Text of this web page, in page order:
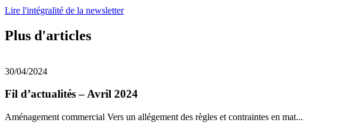
Lire l'intégralité de la newsletter
Plus d'articles
30/04/2024
Fil d’actualités – Avril 2024
Aménagement commercial Vers un allégement des règles et contraintes en mat...